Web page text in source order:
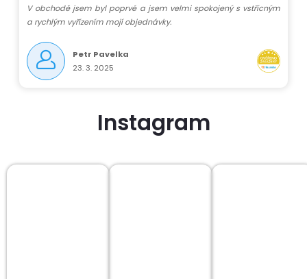
V obchodě jsem byl poprvé a jsem velmi spokojený s vstřícným
a rychlým vyřízením mojí objednávky.
Petr Pavelka
23. 3. 2025
Instagram